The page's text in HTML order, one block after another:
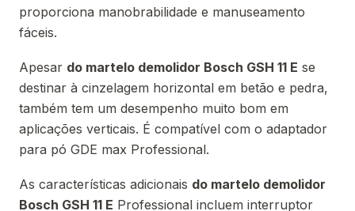
proporciona manobrabilidade e manuseamento
fáceis.
Apesar do martelo demolidor Bosch GSH 11 E se
destinar à cinzelagem horizontal em betão e pedra,
também tem um desempenho muito bom em
aplicações verticais. É compatível com o adaptador
para pó GDE max Professional.
As características adicionais do martelo demolidor
Bosch GSH 11 E Professional incluem interruptor